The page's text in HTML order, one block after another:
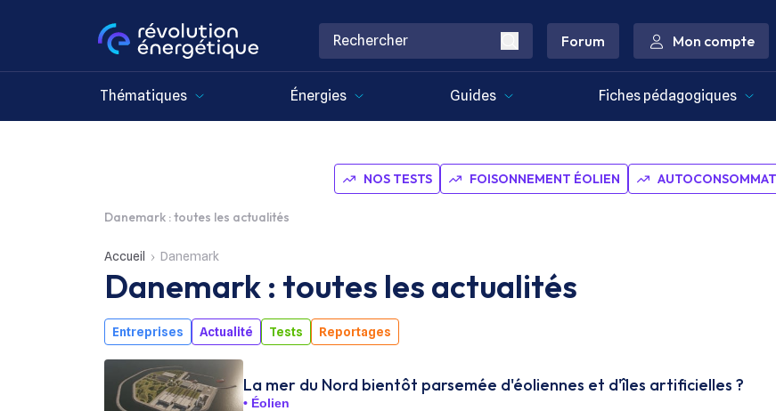
Forum Mon compte
Thématiques Énergies Guides Fiches pédagogiques
NOS TESTS FOISONNEMENT ÉOLIEN
Danemark : toutes les actualités
Accueil Danemark
Danemark : toutes les actualités
Entreprises Actualité Tests Reportages
La mer du Nord bientôt parsemée d'éoliennes et d'îles artificielles ?
Éolien